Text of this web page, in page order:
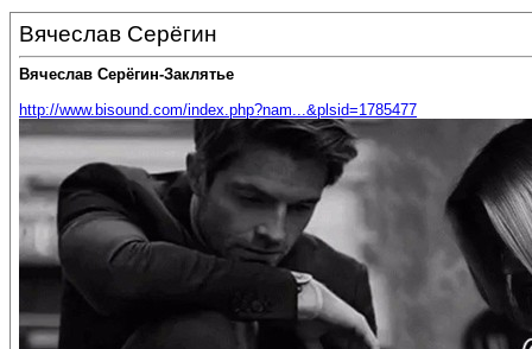
Вячеслав Серёгин
Вячеслав Серёгин-Заклятье
http://www.bisound.com/index.php?nam...&plsid=1785477